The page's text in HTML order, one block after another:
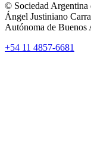
© Sociedad Argentina
Ángel Justiniano
Autónoma de Buenos
+54 11 4857-6681